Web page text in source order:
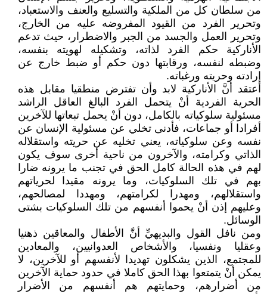
من سلطان كل من الملكية والتسليع والعنف والاستعباد،
وتحرير الفرد من القيود المفروضه عليه من الخارج،
وتحرير العمل والجسد من الجبر والاضطرار، حيث تدعم
الأناركية حكم الفرد لذاته، وتشكيله لهويته بنفسه،
وضبطه لنفسه، ورقابتها دون حكم أو ضبط خارج عن
إرادته وحريته ورغباته.
أعتقد أنَّ الأناركية لابد وأن تفترض منطقيا مقابل هذه
الحرية الفردية أنْ يتحمل الفرد البالغ العاقل الراشد
مسئولية سلوكياته بالكامل، دون أنْ يحمل تبعاتها للآخرين
أفرادا أو جماعات، فأدنى تخلي عن مسئولية الإنسان عن
نفسه وعن سلوكياته، يعني تخليه عن حريته واستقلاله
الذاتي وكرامته، والآخرون من ناحية أخرى سوف يكون
لهم في هذه الحالة كامل الحق في تجنب ما يرونه ضارا
بهم في تلك السلوكيات، وما يرونه مقيدا لحرياتهم
واستقلالهم، ومهدرا لكرامتهم، ومهددا لمصالحهم،
وعليهم إذن أنْ يحموا أنفسهم من تلك السلوكيات بشتى
الوسائل.
ومن نافل القول والبديهيِّ أنَّ الأطفال والمعاقين ذهنيا
وعقليا ونفسيا، والأشخاص العدوانيين، والمعادين
للمجتمع، الذين يشكلون تهديدا لأنفسهم أو للآخرين، لا
يمكن أنْ يتمتعوا بهذا الحق كاملا في حدود حماية الآخرين
من أضرارهم، وحمايتهم هم أنفسهم من الأضرار